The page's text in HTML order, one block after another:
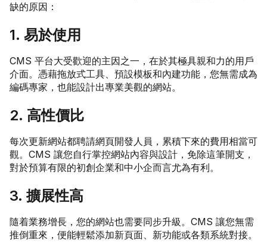
缺的原因：
1. 易於使用
CMS 平台大受歡迎的主因之一，在於其極具親和力的用戶
介面。憑藉拖放式工具、預設模板和內建功能，您無需成為
編碼專家，也能設計出專業美觀的網站。
2. 高性價比
每次更新網站都聘請網頁開發人員，累積下來的費用相當可
觀。CMS 讓您自行掌控網站內容與設計，免除這筆開支，
對於預算有限的初創企業和中小企而言尤為有利。
3. 擴展性高
隨着業務增長，您的網站也需要同步升級。CMS 讓您無需
推倒重來，便能輕鬆添加新頁面、新功能或各類系統對接。